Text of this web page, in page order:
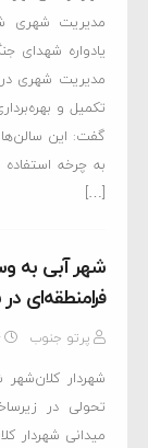
مدیریت شهری
یادواره شهدای
مدیریت شهری در
گفت: این
به چرخه
[…]
فرامنطقه‌ای
پرتو جنوب
شهردار
تحولی در
میدانی شهردار